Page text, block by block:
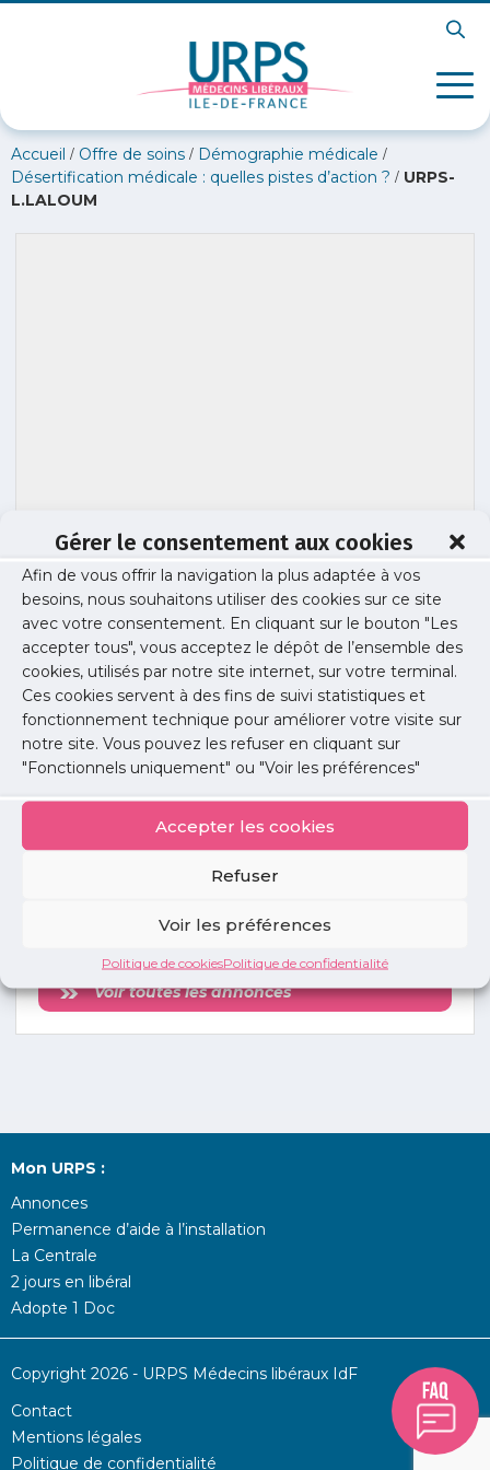
Gérer le consentement aux cookies
Afin de vous offrir la navigation la plus adaptée à vos
besoins, nous souhaitons utiliser des cookies sur ce site
avec votre consentement. En cliquant sur le bouton "Les
accepter tous", vous acceptez le dépôt de l’ensemble des
cookies, utilisés par notre site internet, sur votre terminal.
Ces cookies servent à des fins de suivi statistiques et
fonctionnement technique pour améliorer votre visite sur
notre site. Vous pouvez les refuser en cliquant sur
"Fonctionnels uniquement" ou "Voir les préférences"
Accepter les cookies
Refuser
Voir les préférences
Politique de cookiesPolitique de confidentialité
Accueil / Offre de soins / Démographie médicale /
Désertification médicale : quelles pistes d’action ? / URPS-
L.LALOUM
URPS-L.LALOUM
Publié le :29 mars 2022
Partager cet article :
annonces
Voir toutes les annonces
Mon URPS :
Annonces
Permanence d’aide à l’installation
La Centrale
2 jours en libéral
Adopte 1 Doc
Copyright 2026 - URPS Médecins libéraux IdF
Contact
Mentions légales
Politique de confidentialité